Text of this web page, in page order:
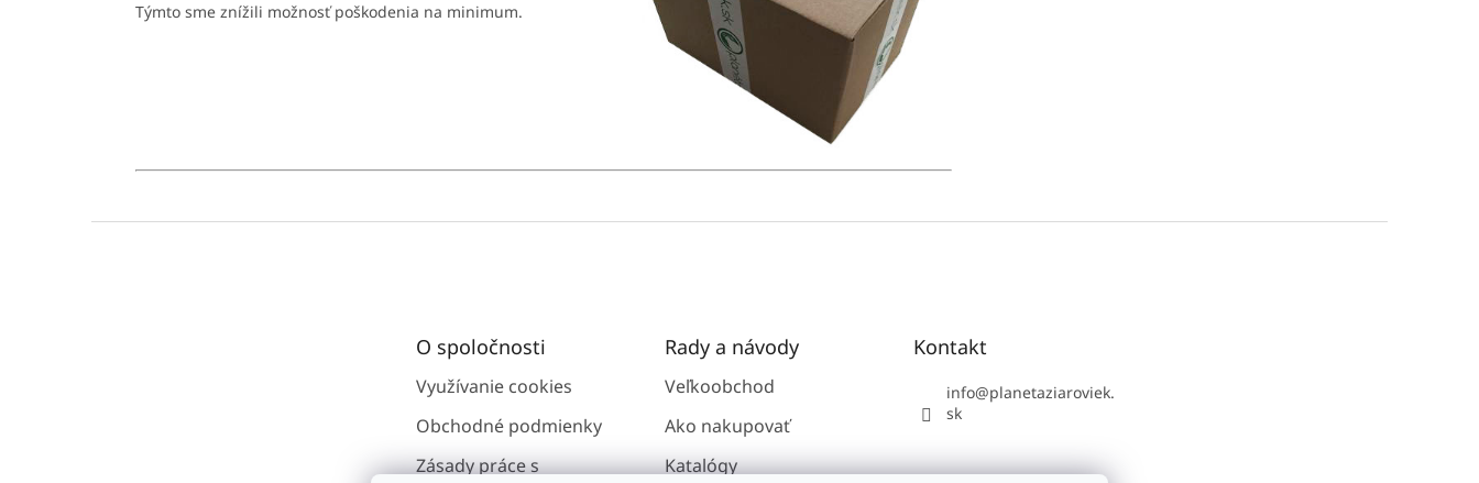
Týmto sme znížili možnosť poškodenia na minimum.
O spoločnosti
Využívanie cookies
Obchodné podmienky
Zásady práce s
Rady a návody
Veľkoobchod
Ako nakupovať
Katalógy
Kontakt
info@planetaziaroviek.
sk